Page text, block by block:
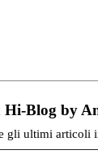
Blog by
gli ultimi articoli